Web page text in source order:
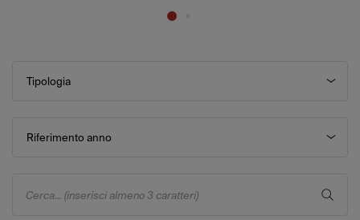
Tipologia
Riferimento anno
Cerca... (inserisci almeno 3 caratteri)